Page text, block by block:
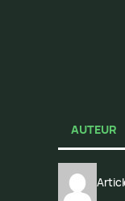
AUTEUR